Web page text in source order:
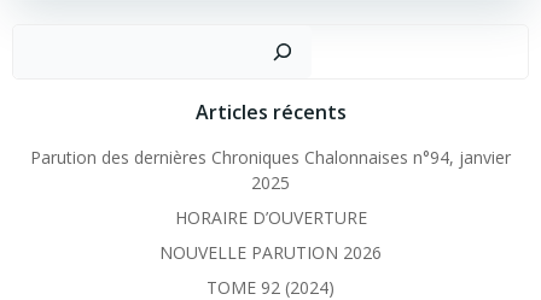
Articles récents
Parution des dernières Chroniques Chalonnaises n°94, janvier
2025
HORAIRE D’OUVERTURE
NOUVELLE PARUTION 2026
TOME 92 (2024)